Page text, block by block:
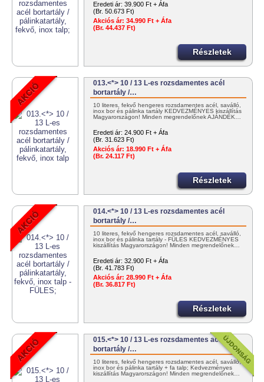
Eredeti ár: 39.900 Ft + Áfa
(Br. 50.673 Ft)
Akciós ár: 34.990 Ft + Áfa
(Br. 44.437 Ft)
Részletek
013.<*> 10 / 13 L-es rozsdamentes acél
bortartály /…
10 literes, fekvő hengeres rozsdamentes acél, saválló,
inox bor és pálinka tartály KEDVEZMÉNYES kiszállítás
Magyarországon! Minden megrendelőnek AJÁNDÉK…
Eredeti ár: 24.900 Ft + Áfa
(Br. 31.623 Ft)
Akciós ár: 18.990 Ft + Áfa
(Br. 24.117 Ft)
Részletek
014.<*> 10 / 13 L-es rozsdamentes acél
bortartály /…
10 literes, fekvő hengeres rozsdamentes acél, saválló,
inox bor és pálinka tartály - FÜLES KEDVEZMÉNYES
kiszállítás Magyarországon! Minden megrendelőnek…
Eredeti ár: 32.900 Ft + Áfa
(Br. 41.783 Ft)
Akciós ár: 28.990 Ft + Áfa
(Br. 36.817 Ft)
Részletek
015.<*> 10 / 13 L-es rozsdamentes acél
bortartály /…
10 literes, fekvő hengeres rozsdamentes acél, saválló,
inox bor és pálinka tartály + fa talp; Kedvezményes
kiszállítás Magyarországon! Minden megrendelőnek…